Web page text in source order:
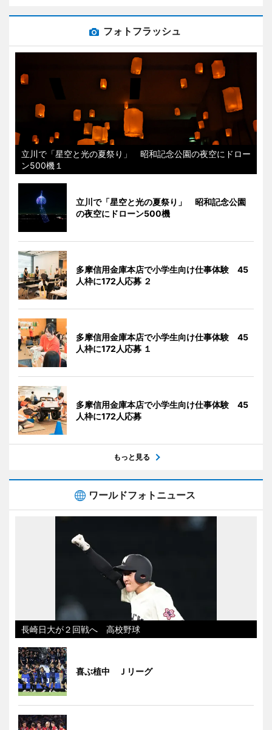
フォトフラッシュ
立川で「星空と光の夏祭り」 昭和記念公園の夜空にドロー
ン500機１
立川で「星空と光の夏祭り」 昭和記念公園
の夜空にドローン500機
多摩信用金庫本店で小学生向け仕事体験 45
人枠に172人応募 ２
多摩信用金庫本店で小学生向け仕事体験 45
人枠に172人応募 １
多摩信用金庫本店で小学生向け仕事体験 45
人枠に172人応募
もっと見る
ワールドフォトニュース
長崎日大が２回戦へ 高校野球
喜ぶ植中 Ｊリーグ